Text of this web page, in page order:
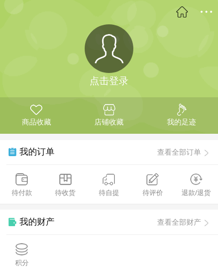
点击登录
商品收藏 店铺收藏 我的足迹
我的订单 查看全部订单
待付款 待收货 待自提 待评价 退款/退货
我的财产 查看全部财产
积分